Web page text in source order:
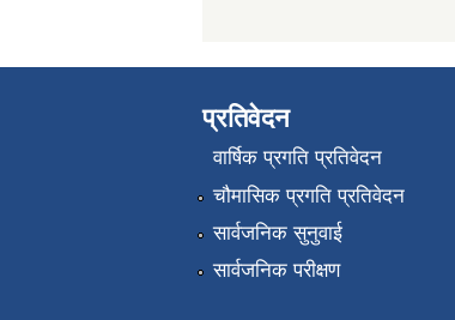
प्रतिवेदन
वार्षिक प्रगति प्रतिवेदन
चौमासिक प्रगति प्रतिवेदन
सार्वजनिक सुनुवाई
सार्वजनिक परीक्षण